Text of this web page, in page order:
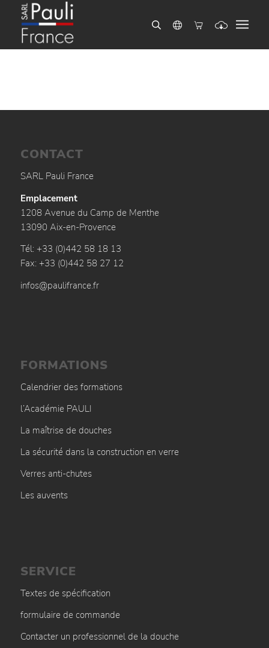
CONTACT
SARL Pauli France
Emplacement
1208 Avenue du Camp de Menthe
13090 Aix-en-Provence
Tél: +33 (0)442 58 18 13
Fax: +33 (0)442 58 27 12
infos@paulifrance.fr
FORMATIONS
Calendrier des formations
l’Académie PAULI
La maîtrise de douches
La sécurité dans la construction en verre
Verres anti-chutes
Les auvents
SERVICE
Textes de spécification
formulaire de commande
Contacter un professionnel de la douche